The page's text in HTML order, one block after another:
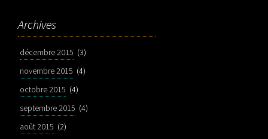
Archives
décembre 2015 (3)
novembre 2015 (4)
octobre 2015 (4)
septembre 2015 (4)
août 2015 (2)